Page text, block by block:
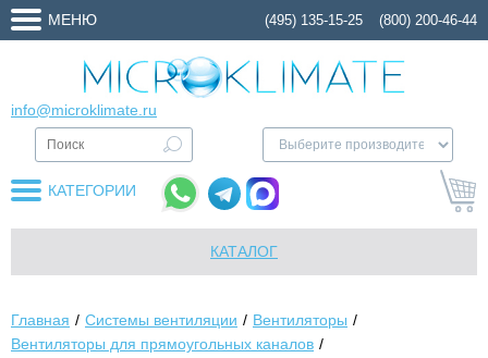
МЕНЮ (495) 135-15-25 (800) 200-46-44
info@microklimate.ru
КАТЕГОРИИ
КАТАЛОГ
Главная Системы вентиляции
Вентиляторы
Вентиляторы для прямоугольных каналов